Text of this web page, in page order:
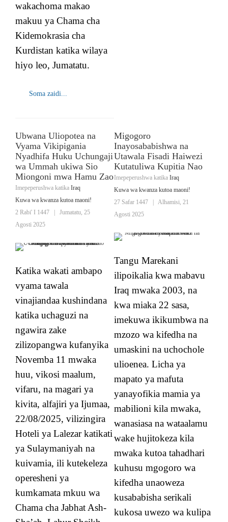
wakachoma makao
makuu ya Chama cha
Kidemokrasia cha
Kurdistan katika wilaya
hiyo leo, Jumatatu.
Soma zaidi...
Ubwana Uliopotea na
Vyama Vikipigania
Nyadhifa Huku Uchungaji
wa Ummah ukiwa Sio
Miongoni mwa Hamu Zao
Imepeperushwa katika Iraq
Kuwa wa kwanza kutoa maoni!
2 Rabi' I 1447
Jumatatu, 25
Agosti 2025
Katika wakati ambapo
vyama tawala
vinajiandaa kushindana
katika uchaguzi na
ngawira zake
zilizopangwa kufanyika
Novemba 11 mwaka
huu, vikosi maalum,
vifaru, na magari ya
kivita, alfajiri ya Ijumaa,
22/08/2025, vilizingira
Hoteli ya Lalezar katikati
ya Sulaymaniyah na
kuivamia, ili kutekeleza
operesheni ya
kumkamata mkuu wa
Chama cha Jabhat Ash-
Migogoro
Inayosababishwa na
Utawala Fisadi Haiwezi
Kutatuliwa Kupitia Nao
Imepeperushwa katika Iraq
Kuwa wa kwanza kutoa maoni!
27 Safar 1447
Alhamisi, 21
Agosti 2025
Tangu Marekani
ilipoikalia kwa mabavu
Iraq mwaka 2003, na
kwa miaka 22 sasa,
imekuwa ikikumbwa na
mzozo wa kifedha na
umaskini na uchochole
ulioenea. Licha ya
mapato ya mafuta
yanayofikia mamia ya
mabilioni kila mwaka,
wanasiasa na wataalamu
wake hujitokeza kila
mwaka kutoa tahadhari
kuhusu mgogoro wa
kifedha unaoweza
kusababisha serikali
kukosa uwezo wa kulipa